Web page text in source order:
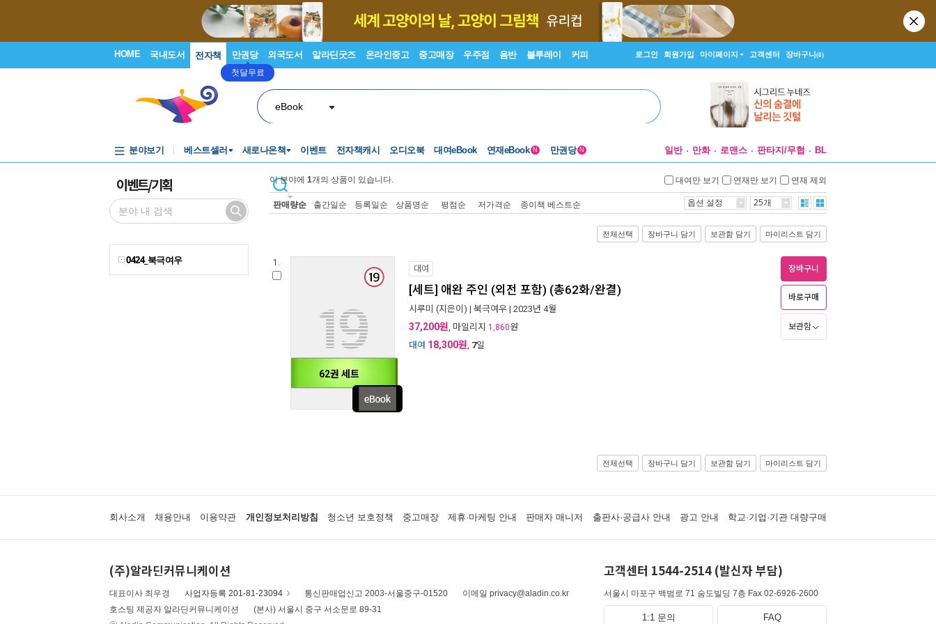
HOME 국내도서 전자책 만권당
첫달무료
외국도서 알라딘굿즈 온라인중고 중고매장 우주점 음반 블루레이 커피 로그인 회원가입 마이페이지 고객센터 장바구니(0)
eBook
분야보기 베스트셀러 새로나온책 이벤트 전자책캐시 오디오북 대여eBook 연재eBook N 만권당 N 일반 만화 로맨스 판타지/무협 BL
이벤트/기획
0424_북극여우
이 분야에 1개의 상품이 있습니다. 대여만 보기 연재만 보기 연재 제외
판매량순 출간일순 등록일순 상품명순 평점순 저가격순 종이책 베스트순 옵션 설정 25개
전체선택 장바구니 담기 보관함 담기 마이리스트 담기
1.
62권 세트
대여
[세트] 애완 주인 (외전 포함) (총62화/완결)
시루미 (지은이) | 북극여우 | 2023년 4월
37,200원, 마일리지 1,860원
대여 18,300원, 7일
장바구니
바로구매
보관함
전체선택 장바구니 담기 보관함 담기 마이리스트 담기
회사소개 채용안내 이용약관 개인정보처리방침 청소년 보호정책 중고매장 제휴·마케팅 안내 판매자 매니저 출판사·공급사 안내 광고 안내 학교·기업·기관 대량구매
(주)알라딘커뮤니케이션
대표이사 최우경 사업자등록 201-81-23094 통신판매업신고 2003-서울중구-01520
이메일 privacy@aladin.co.kr
호스팅 제공자 알라딘커뮤니케이션
(본사) 서울시 중구 서소문로 89-31
고객센터 1544-2514 (발신자 부담)
서울시 마포구 백범로 71 숨도빌딩 7층 Fax 02-6926-2600
1:1 문의 FAQ